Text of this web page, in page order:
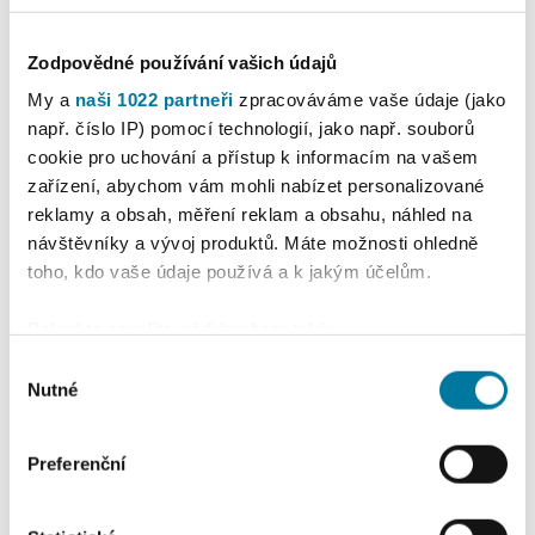
Zodpovědné používání vašich údajů
My a naši 1022 partneři zpracováváme vaše údaje (jako
např. číslo IP) pomocí technologií, jako např. souborů
cookie pro uchování a přístup k informacím na vašem
zařízení, abychom vám mohli nabízet personalizované
reklamy a obsah, měření reklam a obsahu, náhled na
návštěvníky a vývoj produktů. Máte možnosti ohledně
toho, kdo vaše údaje používá a k jakým účelům.
poloze, které mohou být přesné na několik metrů
Identifikovali vaše zařízení pomocí aktivního
Zjistěte více o tom, jak zpracováváme vaše osobní
Svůj souhlas můžete kdykoliv změnit nebo odvolat v
souhlasu
Nutné
Preferenční